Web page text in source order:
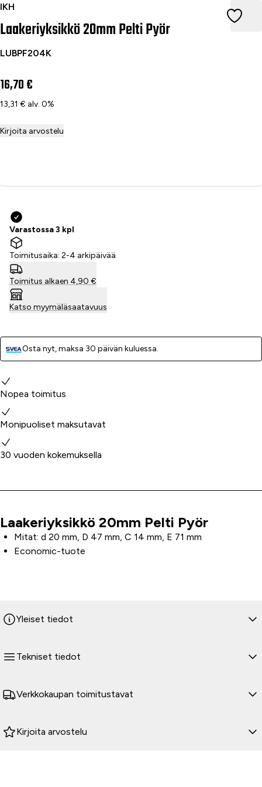
IKH
Laakeriyksikkö 20mm Pelti Pyör
Laakeriyksikkö 20mm Pelti Pyör
LUBPF204K
16,70 €
13,31 € alv. 0%
Kirjoita arvostelu
Varastossa 3 kpl
Toimitusaika: 2-4 arkipäivää
Toimitus alkaen 4,90 €
Katso myymäläsaatavuus
Osta nyt, ­maksa 30 päivän kuluessa.
Miksi valita meidät?
Nopea toimitus
Monipuoliset maksutavat
30 vuoden kokemuksella
Tuoteinfo
Laakeriyksikkö 20mm Pelti Pyör
Mitat: d 20 mm, D 47 mm, C 14 mm, E 71 mm
Economic-tuote
Yleiset tiedot
Tekniset tiedot
Verkkokaupan toimitustavat
Kirjoita arvostelu